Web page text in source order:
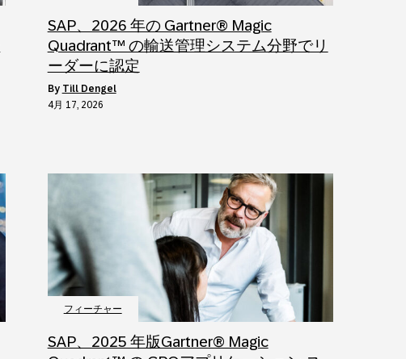
SAP、2026 年の Gartner® Magic
Quadrant™ の輸送管理システム分野でリ
ーダーに認定
by Till Dengel
4月 17, 2026
フィーチャー
SAP、2025 年版Gartner® Magic